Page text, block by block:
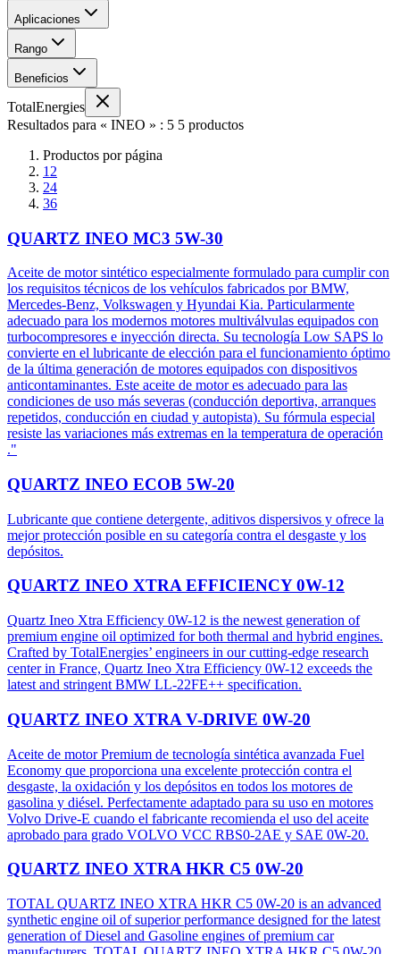
Aplicaciones
Rango
Beneficios
TotalEnergies
Resultados para « INEO » : 5 5 productos
Productos por página
12
24
36
QUARTZ INEO MC3 5W-30
Aceite de motor sintético especialmente formulado para cumplir con
los requisitos técnicos de los vehículos fabricados por BMW,
Mercedes-Benz, Volkswagen y Hyundai Kia. Particularmente
adecuado para los modernos motores multiválvulas equipados con
turbocompresores e inyección directa. Su tecnología Low SAPS lo
convierte en el lubricante de elección para el funcionamiento óptimo
de la última generación de motores equipados con dispositivos
anticontaminantes. Este aceite de motor es adecuado para las
condiciones de uso más severas (conducción deportiva, arranques
repetidos, conducción en ciudad y autopista). Su fórmula especial
resiste las variaciones más extremas en la temperatura de operación
."
QUARTZ INEO ECOB 5W-20
Lubricante que contiene detergente, aditivos dispersivos y ofrece la
mejor protección posible en su categoría contra el desgaste y los
depósitos.
QUARTZ INEO XTRA EFFICIENCY 0W-12
Quartz Ineo Xtra Efficiency 0W-12 is the newest generation of
premium engine oil optimized for both thermal and hybrid engines.
Crafted by TotalEnergies’ engineers in our cutting-edge research
center in France, Quartz Ineo Xtra Efficiency 0W-12 exceeds the
latest and stringent BMW LL-22FE++ specification.
QUARTZ INEO XTRA V-DRIVE 0W-20
Aceite de motor Premium de tecnología sintética avanzada Fuel
Economy que proporciona una excelente protección contra el
desgaste, la oxidación y los depósitos en todos los motores de
gasolina y diésel. Perfectamente adaptado para su uso en motores
Volvo Drive-E cuando el fabricante recomienda el uso del aceite
aprobado para grado VOLVO VCC RBS0-2AE y SAE 0W-20.
QUARTZ INEO XTRA HKR C5 0W-20
TOTAL QUARTZ INEO XTRA HKR C5 0W-20 is an advanced
synthetic engine oil of superior performance designed for the latest
generation of Diesel and Gasoline engines of premium car